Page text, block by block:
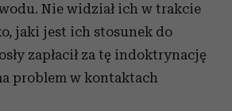
Nie widział ich w trakcie
jaki jest ich stosunek do
zapłacił za tę indoktrynację
problem w kontaktach